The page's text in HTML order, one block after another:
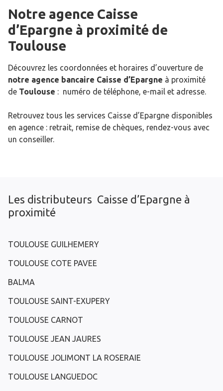
Notre agence Caisse
d’Epargne à proximité de
Toulouse
Découvrez les coordonnées et horaires d’ouverture de
notre agence bancaire Caisse d’Epargne à proximité
de Toulouse : numéro de téléphone, e-mail et adresse.
Retrouvez tous les services Caisse d’Epargne disponibles
en agence : retrait, remise de chèques, rendez-vous avec
un conseiller.
Les distributeurs Caisse d’Epargne à
proximité
TOULOUSE GUILHEMERY
TOULOUSE COTE PAVEE
BALMA
TOULOUSE SAINT-EXUPERY
TOULOUSE CARNOT
TOULOUSE JEAN JAURES
TOULOUSE JOLIMONT LA ROSERAIE
TOULOUSE LANGUEDOC